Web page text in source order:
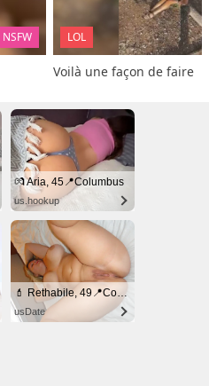
NSFW LOL
Voilà une façon de faire